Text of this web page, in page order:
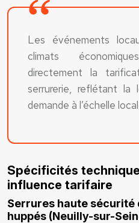
Les événements
climats
directement la
serrurerie, reflétant
demande à l’échelle
Spécificités
influence tarifaire
Serrures haute sécurité
huppés (Neuilly-sur-